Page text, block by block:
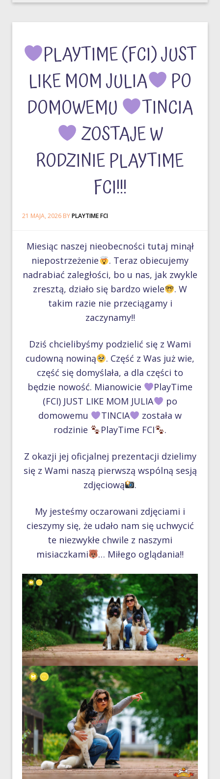
PLAYTIME (FCI) JUST
LIKE MOM JULIA
PO
DOMOWEMU
TINCIA
ZOSTAJE W
RODZINIE PLAYTIME
FCI!!!
21 MAJA, 2026 BYPLAYTIME FCI
Miesiąc naszej nieobecności tutaj minął
niepostrzeżenie
. Teraz obiecujemy
nadrabiać zaległości, bo u nas, jak zwykle
zresztą, działo się bardzo wiele
. W
takim razie nie przeciągamy i
zaczynamy‼
Dziś chcielibyśmy podzielić się z Wami
cudowną nowiną
. Część z Was już wie,
część się domyślała, a dla części to
będzie nowość. Mianowicie
PlayTime
(FCI) JUST LIKE MOM JULIA
po
domowemu
TINCIA
została w
rodzinie
PlayTime FCI .
Z okazji jej oficjalnej prezentacji dzielimy
się z Wami naszą pierwszą wspólną sesją
zdjęciową
.
My jesteśmy oczarowani zdjęciami i
cieszymy się, że udało nam się uchwycić
te niezwykłe chwile z naszymi
misiaczkami
… Miłego oglądania‼